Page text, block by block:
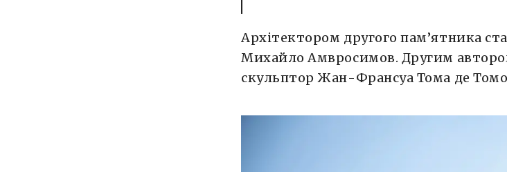
Архітектором другого пам’ятника
Михайло Амвросимов. Другим
скульптор Жан-Франсуа Тома де